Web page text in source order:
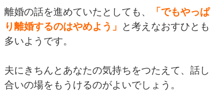
離婚の話を進めていたとしても、
「でもやっぱ
り離婚するのはやめよう」
と考えなおすひとも
多いようです。
夫にきちんとあなたの気持ちをつたえて、話し
合いの場をもうけるのがよいでしょう。